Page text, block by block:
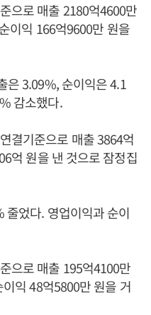
으로 매출 2180억4600만
이익 166억9600만 원을
은 3.09%, 순이익은 4.1
감소했다.
결기준으로 매출 3864억
억 원을 낸 것으로 잠정집
었다. 영업이익과 순이
으로 매출 195억4100만
익 48억5800만 원을 거